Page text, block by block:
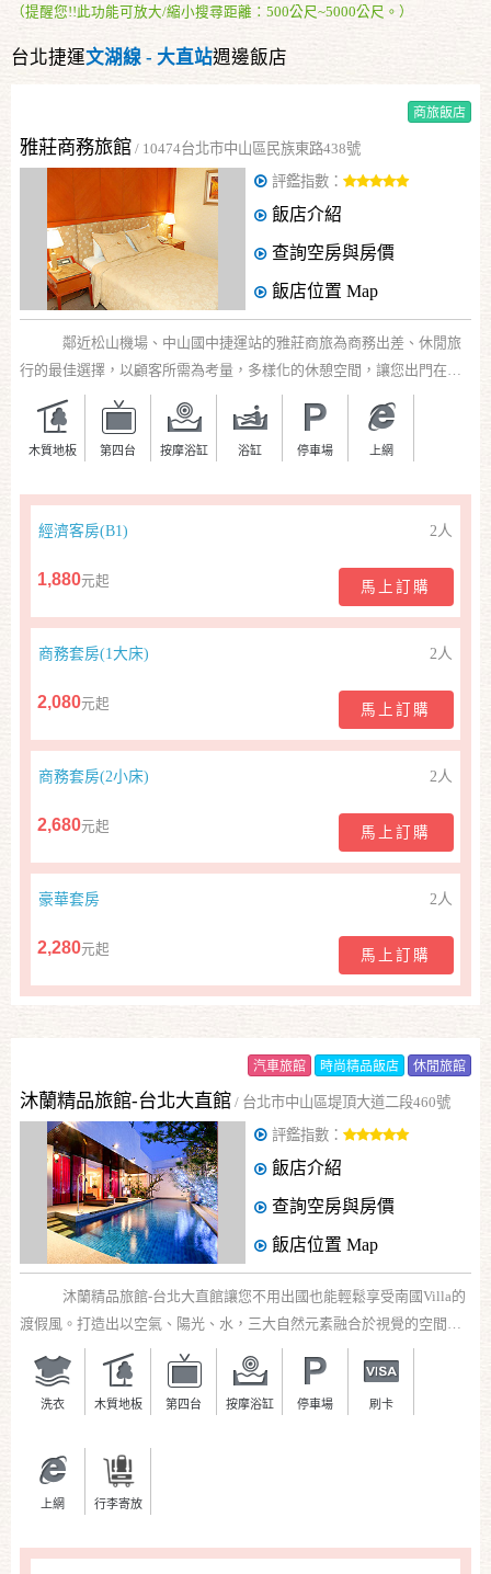
色
民
全
車
網
帶
玩
地
顧
客
務
顧
滿
訂
單
會
客
聯
單
線
上
服
（提醒您!!此功能可放大/縮小搜尋距離：500公尺~5000公尺。）
台北捷運文湖線 - 大直站週邊飯店
商旅飯店
雅莊商務旅館 / 10474台北市中山區民族東路438號
評鑑指數：
飯店介紹
查詢空房與房價
飯店位置 Map
鄰近松山機場、中山國中捷運站的雅莊商旅為商務出差、休閒旅
行的最佳選擇，以顧客所需為考量，多樣化的休憩空間，讓您出門在外
有如回家一般的舒適享受。
木質地板 第四台 按摩浴缸 浴缸 停車場 上網
經濟客房(B1) 2人
1,880元起 馬上訂購
商務套房(1大床) 2人
2,080元起 馬上訂購
商務套房(2小床) 2人
2,680元起 馬上訂購
豪華套房 2人
2,280元起 馬上訂購
休閒旅館
時尚精品飯店
汽車旅館
沐蘭精品旅館-台北大直館 / 台北市中山區堤頂大道二段460號
評鑑指數：
飯店介紹
查詢空房與房價
飯店位置 Map
沐蘭精品旅館-台北大直館讓您不用出國也能輕鬆享受南國Villa的
渡假風。打造出以空氣、陽光、水，三大自然元素融合於視覺的空間設
計，營造奢華、浪漫、趣味的氛圍，讓您身、心、靈得到完全的舒暢與
解放。
洗衣 木質地板 第四台 按摩浴缸 停車場 刷卡
上網 行李寄放